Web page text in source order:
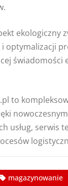
ekologiczny
optymalizacji
to
usług,
magazynowanie